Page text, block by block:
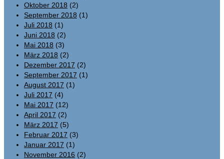
Oktober 2018 (2)
September 2018 (1)
Juli 2018 (1)
Juni 2018 (2)
Mai 2018 (3)
März 2018 (2)
Dezember 2017 (2)
September 2017 (1)
August 2017 (1)
Juli 2017 (4)
Mai 2017 (12)
April 2017 (2)
März 2017 (5)
Februar 2017 (3)
Januar 2017 (1)
November 2016 (2)